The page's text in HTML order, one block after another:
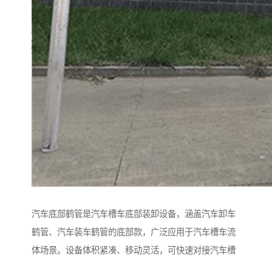
汽车底部鹤管是汽车槽车底部装卸设备，涵盖汽车卸车
鹤管、汽车装车鹤管的底部款，广泛应用于汽车槽车流
体场景。设备体积紧凑、移动灵活，可快速对接汽车槽